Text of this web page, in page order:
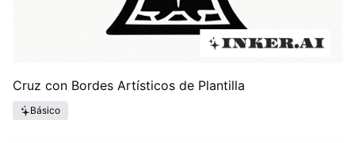
Cruz con Bordes Artísticos de Plantilla
Básico